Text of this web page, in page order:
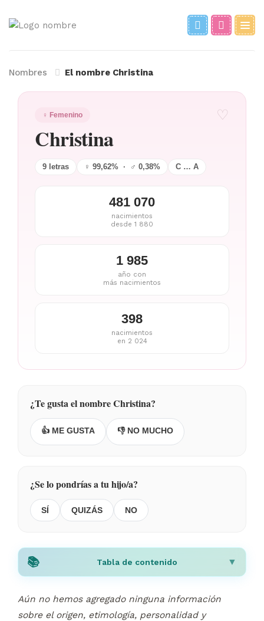
Nombres El nombre Christina
♀ Femenino ♡
Christina
9 letras ♀ 99,62% · ♂ 0,38% C … A
481 070
nacimientos
desde 1 880
1 985
año con
más nacimientos
398
nacimientos
en 2 024
¿Te gusta el nombre Christina?
👍 ME GUSTA 👎 NO MUCHO
¿Se lo pondrías a tu hijo/a?
SÍ QUIZÁS NO
Tabla de contenido
Aún no hemos agregado ninguna información
sobre el origen, etimología, personalidad y